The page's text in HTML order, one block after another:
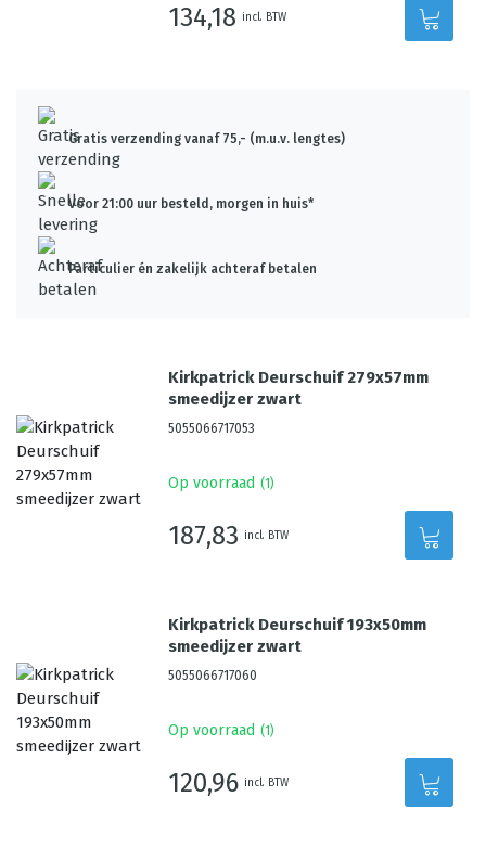
134,18 incl. BTW
Gratis verzending vanaf 75,- (m.u.v. lengtes)
Voor 21:00 uur besteld, morgen in huis*
Particulier én zakelijk achteraf betalen
Kirkpatrick Deurschuif 279x57mm
smeedijzer zwart
5055066717053
Op voorraad (1 )
187,83 incl. BTW
Kirkpatrick Deurschuif 193x50mm
smeedijzer zwart
5055066717060
Op voorraad (1 )
120,96 incl. BTW